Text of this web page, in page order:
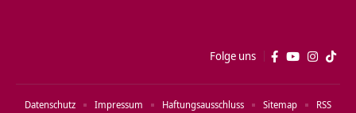
Folge uns
Datenschutz Impressum Haftungsausschluss Sitemap RSS